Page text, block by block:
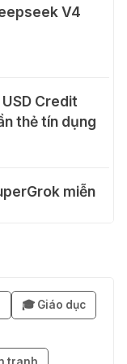
V4
Credit
thẻ tín dụng
miễn
tháng
🎓 Giáo dục
tranh